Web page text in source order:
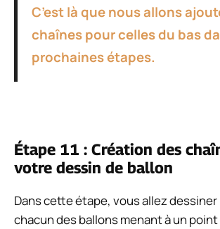
C’est là que nous allons
chaînes pour celles du bas
prochaines étapes.
Étape 11 : Création des
votre dessin de ballon
Dans cette étape, vous allez
chacun des ballons menant à un